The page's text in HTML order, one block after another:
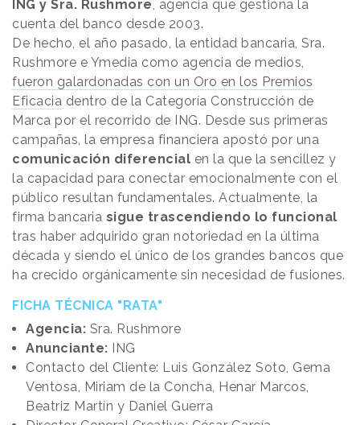
ING y Sra. Rushmore, agencia que gestiona la
cuenta del banco desde 2003.
De hecho, el año pasado, la entidad bancaria, Sra.
Rushmore e Ymedia como agencia de medios,
fueron galardonadas con un Oro en los Premios
Eficacia dentro de la Categoría Construcción de
Marca por el recorrido de ING. Desde sus primeras
campañas, la empresa financiera apostó por una
comunicación diferencial en la que la sencillez y
la capacidad para conectar emocionalmente con el
público resultan fundamentales. Actualmente, la
firma bancaria sigue trascendiendo lo funcional
tras haber adquirido gran notoriedad en la última
década y siendo el único de los grandes bancos que
ha crecido orgánicamente sin necesidad de fusiones.
FICHA TÉCNICA "RATA"
Agencia: Sra. Rushmore
Anunciante: ING
Contacto del Cliente: Luis González Soto, Gema
Ventosa, Miriam de la Concha, Henar Marcos,
Beatriz Martín y Daniel Guerra